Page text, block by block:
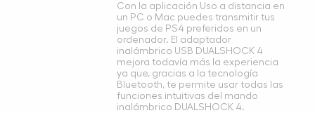
Con la aplicación Uso a distancia en
un PC o Mac puedes transmitir tus
juegos de PS4 preferidos en un
ordenador. El adaptador
inalámbrico USB DUALSHOCK 4
mejora todavía más la experiencia
ya que, gracias a la tecnología
Bluetooth, te permite usar todas las
funciones intuitivas del mando
inalámbrico DUALSHOCK 4.